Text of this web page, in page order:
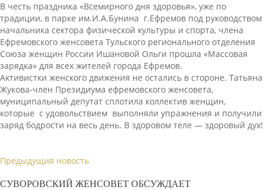
В честь праздника «Всемирного дня здоровья», уже по
традиции, в парке им.И.А.Бунина г.Ефремов под руководством
начальника сектора физической культуры и спорта, члена
Ефремовского женсовета Тульского регионального отделения
Союза женщин России Ишановой Ольги прошла «Массовая
зарядка» для всех жителей города Ефремов.
Активистки женского движения не остались в стороне. Татьяна
Жукова-член Президиума ефремовского женсовета,
муниципальный депутат сплотила коллектив женщин,
которые с удовольствием выполняли упражнения и получили
заряд бодрости на весь день. В здоровом теле — здоровый дух!
Предыдущия новость
СУВОРОВСКИЙ ЖЕНСОВЕТ ОБСУЖДАЕТ